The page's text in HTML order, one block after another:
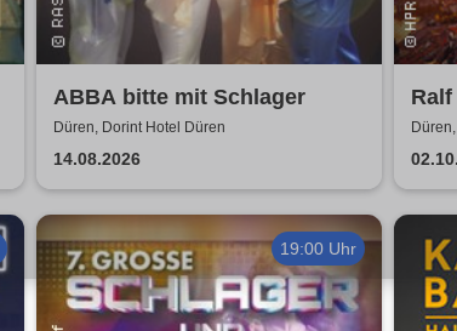
ABBA bitte mit Schlager
Düren, Dorint Hotel Düren
14.08.2026
19:00 Uhr